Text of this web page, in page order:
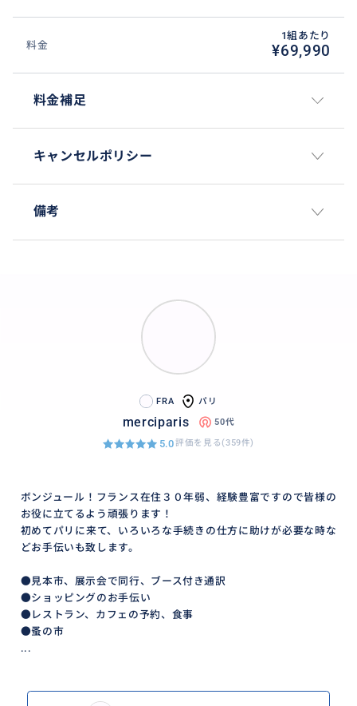
料金
1組あたり
¥69,990
料金補足
キャンセルポリシー
備考
FRA パリ
merciparis 50代
5.0評価を見る(359件)
ボンジュール！フランス在住３０年弱、経験豊富ですので皆様の
お役に立てるよう頑張ります！
初めてパリに来て、いろいろな手続きの仕方に助けが必要な時な
どお手伝いも致します。
●見本市、展示会で同行、ブース付き通訳
●ショッピングのお手伝い
●レストラン、カフェの予約、食事
●蚤の市
...